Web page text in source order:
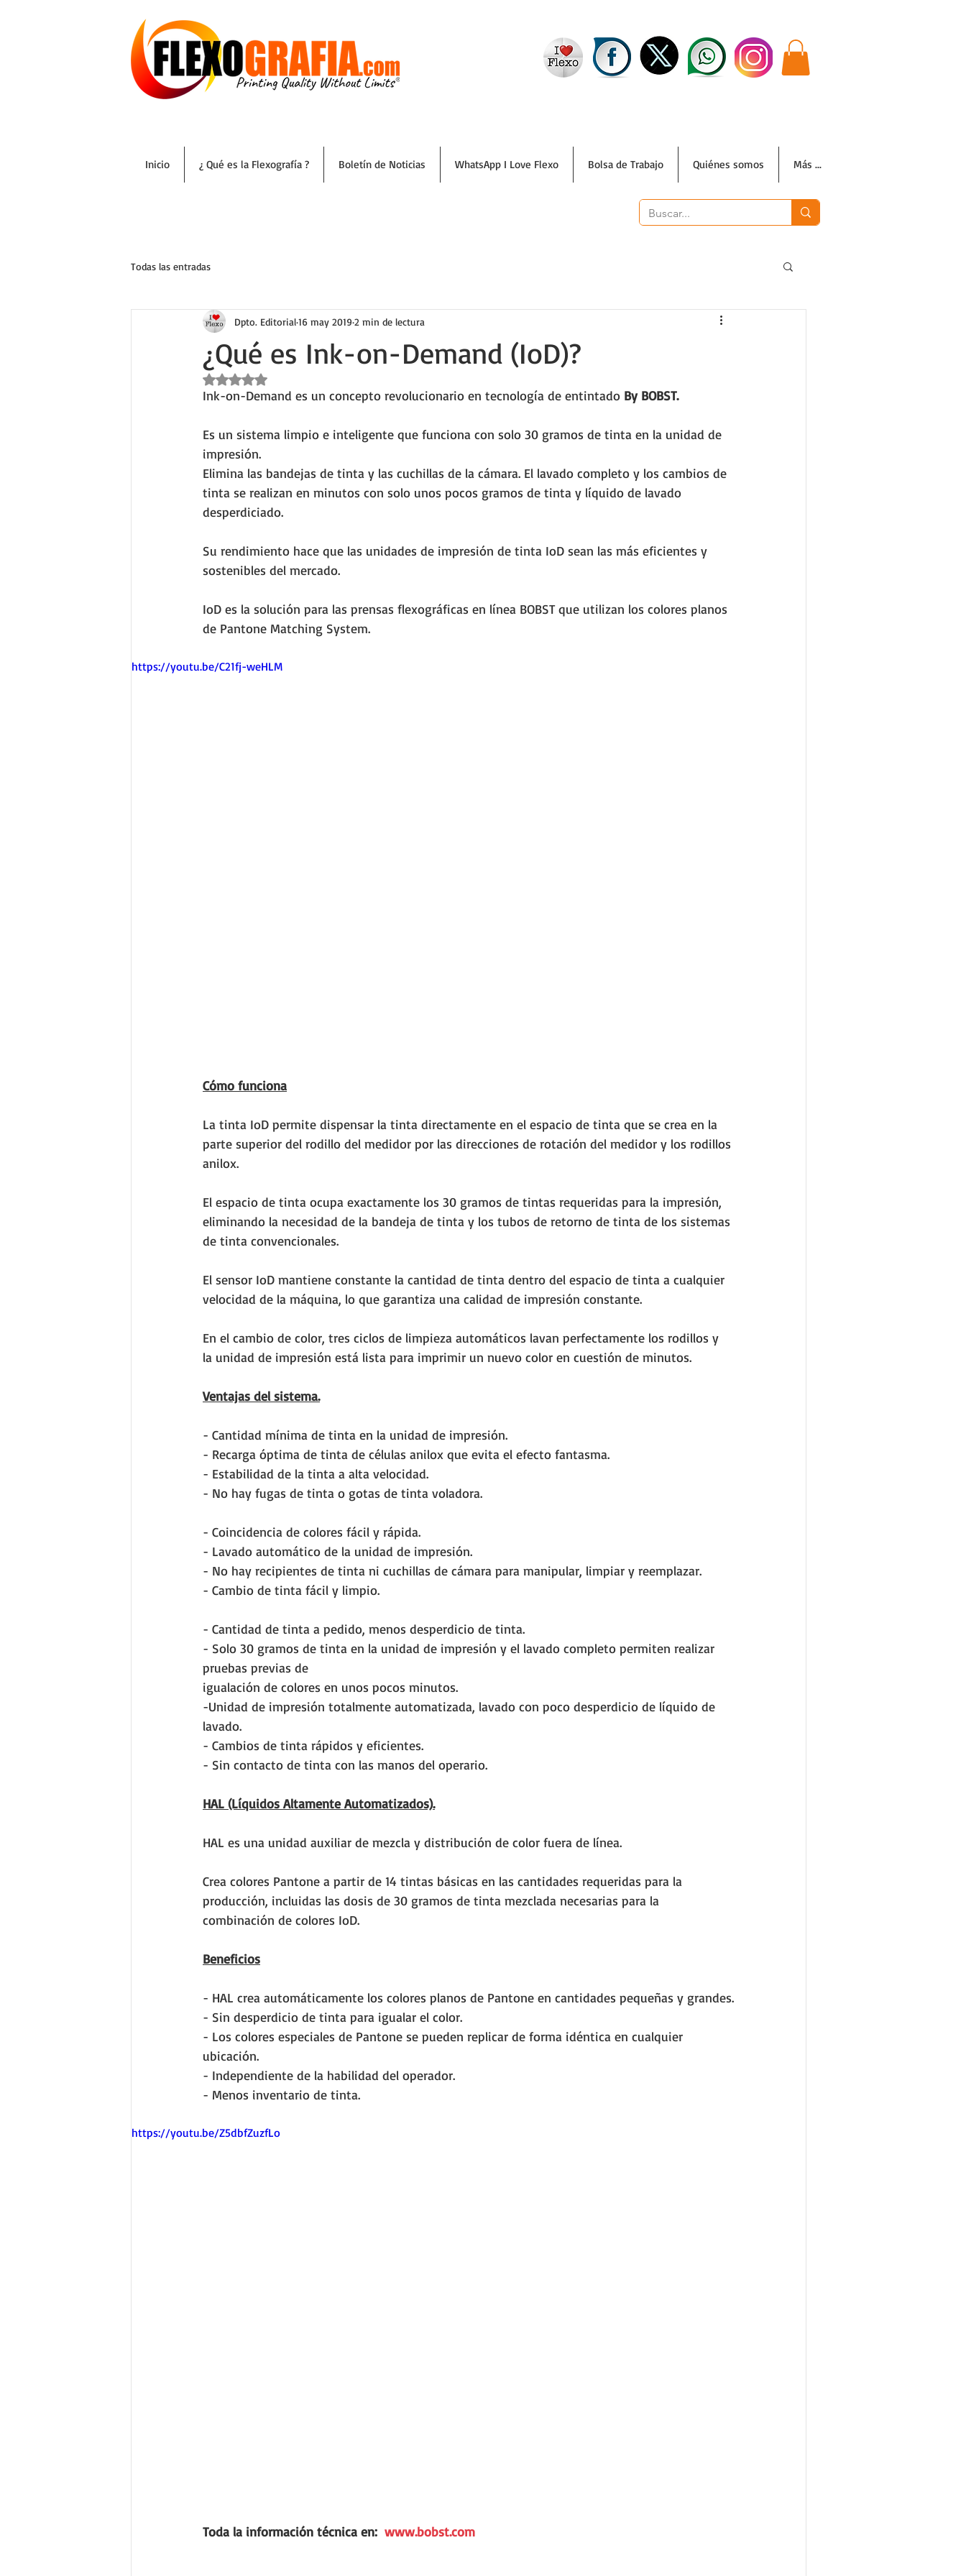
Todas las entradas
¿Qué es Ink-on-Demand (IoD)?
Dpto. Editorial16 may 2019 2 min de lectura
Obtuvo NaN de 5 estrellas.
Ink-on-Demand es un concepto revolucionario en tecnología de entintado By BOBST.
Es un sistema limpio e inteligente que funciona con solo 30 gramos de tinta en la unidad de
impresión.
Elimina las bandejas de tinta y las cuchillas de la cámara. El lavado completo y los cambios de
tinta se realizan en minutos con solo unos pocos gramos de tinta y líquido de lavado
desperdiciado.
Su rendimiento hace que las unidades de impresión de tinta IoD sean las más eficientes y
sostenibles del mercado.
IoD es la solución para las prensas flexográficas en línea BOBST que utilizan los colores planos
de Pantone Matching System.
https://youtu.be/C21fj-weHLM
Cómo funciona
La tinta IoD permite dispensar la tinta directamente en el espacio de tinta que se crea en la
parte superior del rodillo del medidor por las direcciones de rotación del medidor y los rodillos
anilox.
El espacio de tinta ocupa exactamente los 30 gramos de tintas requeridas para la impresión,
eliminando la necesidad de la bandeja de tinta y los tubos de retorno de tinta de los sistemas
de tinta convencionales.
El sensor IoD mantiene constante la cantidad de tinta dentro del espacio de tinta a cualquier
velocidad de la máquina, lo que garantiza una calidad de impresión constante.
En el cambio de color, tres ciclos de limpieza automáticos lavan perfectamente los rodillos y
la unidad de impresión está lista para imprimir un nuevo color en cuestión de minutos.
Ventajas del sistema.
- Cantidad mínima de tinta en la unidad de impresión.
- Recarga óptima de tinta de células anilox que evita el efecto fantasma.
- Estabilidad de la tinta a alta velocidad.
- No hay fugas de tinta o gotas de tinta voladora.
- Coincidencia de colores fácil y rápida.
- Lavado automático de la unidad de impresión.
- No hay recipientes de tinta ni cuchillas de cámara para manipular, limpiar y reemplazar.
- Cambio de tinta fácil y limpio.
- Cantidad de tinta a pedido, menos desperdicio de tinta.
- Solo 30 gramos de tinta en la unidad de impresión y el lavado completo permiten realizar
pruebas previas de
igualación de colores en unos pocos minutos.
-Unidad de impresión totalmente automatizada, lavado con poco desperdicio de líquido de
lavado.
- Cambios de tinta rápidos y eficientes.
- Sin contacto de tinta con las manos del operario.
HAL (Líquidos Altamente Automatizados).
HAL es una unidad auxiliar de mezcla y distribución de color fuera de línea.
Crea colores Pantone a partir de 14 tintas básicas en las cantidades requeridas para la
producción, incluidas las dosis de 30 gramos de tinta mezclada necesarias para la
combinación de colores IoD.
Beneficios
- HAL crea automáticamente los colores planos de Pantone en cantidades pequeñas y grandes.
- Sin desperdicio de tinta para igualar el color.
- Los colores especiales de Pantone se pueden replicar de forma idéntica en cualquier
ubicación.
- Independiente de la habilidad del operador.
- Menos inventario de tinta.
https://youtu.be/Z5dbfZuzfLo
Toda la información técnica en: www.bobst.com
Inicio ¿ Qué es la Flexografía ? Boletín de Noticias WhatsApp I Love Flexo Bolsa de Trabajo Quiénes somos Más ...